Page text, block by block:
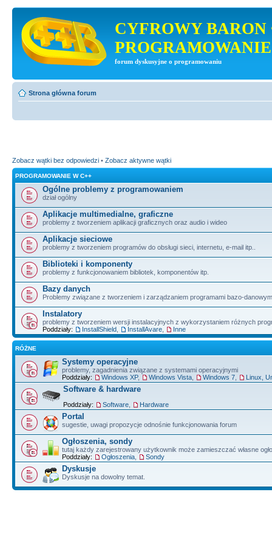
CYFROWY BARON
PROGRAMOWANIE
forum dyskusyjne o programowaniu
Strona główna forum
Zobacz wątki bez odpowiedzi • Zobacz aktywne wątki
PROGRAMOWANIE W C++
Ogólne problemy z programowaniem
dział ogólny
Aplikacje multimedialne, graficzne
problemy z tworzeniem aplikacji graficznych oraz audio i wideo
Aplikacje sieciowe
problemy z tworzeniem programów do obsługi sieci, internetu, e-mail itp..
Biblioteki i komponenty
problemy z funkcjonowaniem bibliotek, komponentów itp.
Bazy danych
Problemy związane z tworzeniem i zarządzaniem programami bazo-
Instalatory
problemy z tworzeniem wersji instalacyjnych z wykorzystaniem różnych
Poddziały:
InstallShield InstallAvare Inne
RÓŻNE
Systemy operacyjne
problemy, zagadnienia związane z systemami operacyjnymi
Poddziały:
Windows XP, Windows Vista Windows 7 Linux,
Software & hardware
Poddziały: Software Hardware
Portal
sugestie, uwagi propozycje odnośnie funkcjonowania forum
Ogłoszenia, sondy
tutaj każdy zarejestrowany użytkownik może zamieszczać własne
Poddziały:
Ogłoszenia Sondy
Dyskusje
Dyskusje na dowolny temat.